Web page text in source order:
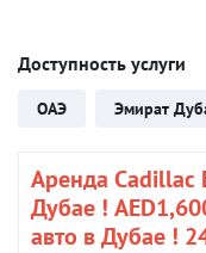
Доступность услуги
ОАЭ Эмират
Аренда Cadillac
Дубае !
авто в Дубае !